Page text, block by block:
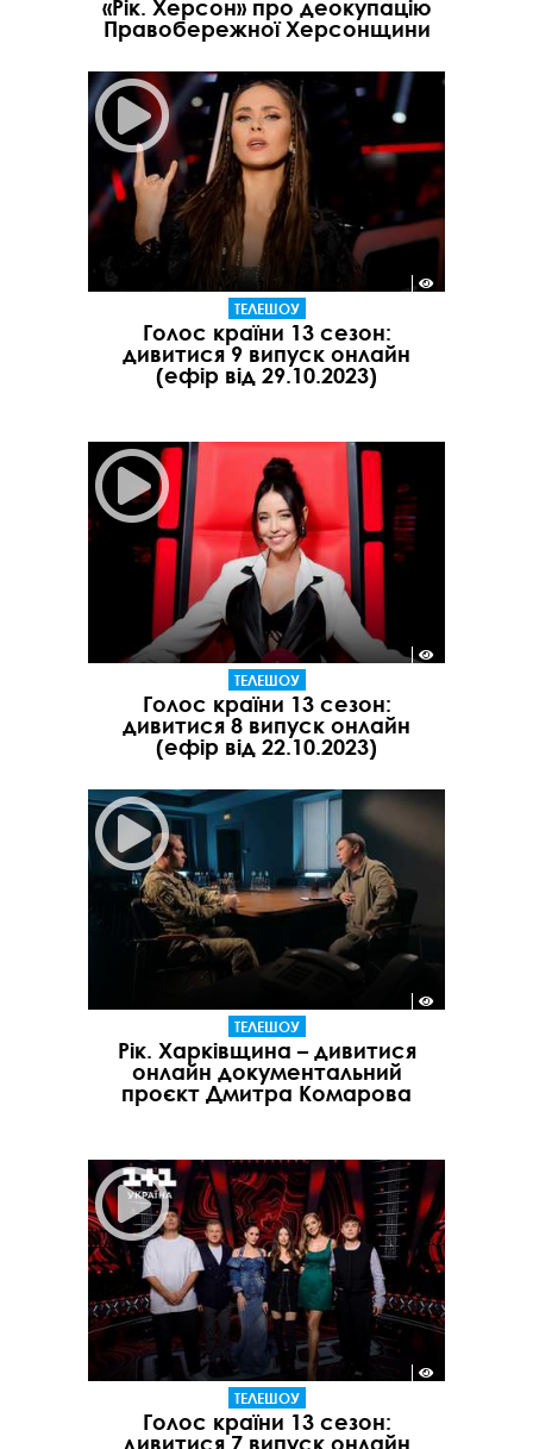
«Рік. Херсон» про деокупацію
Правобережної Херсонщини
ТЕЛЕШОУ
Голос країни 13 сезон:
дивитися 9 випуск онлайн
(ефір від 29.10.2023)
ТЕЛЕШОУ
Голос країни 13 сезон:
дивитися 8 випуск онлайн
(ефір від 22.10.2023)
ТЕЛЕШОУ
Рік. Харківщина – дивитися
онлайн документальний
проєкт Дмитра Комарова
ТЕЛЕШОУ
Голос країни 13 сезон:
дивитися 7 випуск онлайн